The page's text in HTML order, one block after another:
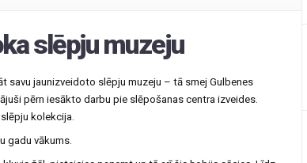
slēpju muzeju
savu jaunizveidoto slēpju muzeju – tā smej Gulbenes
pērn iesākto darbu pie slēpošanas centra izveides.
kolekcija.
gadu vākums.